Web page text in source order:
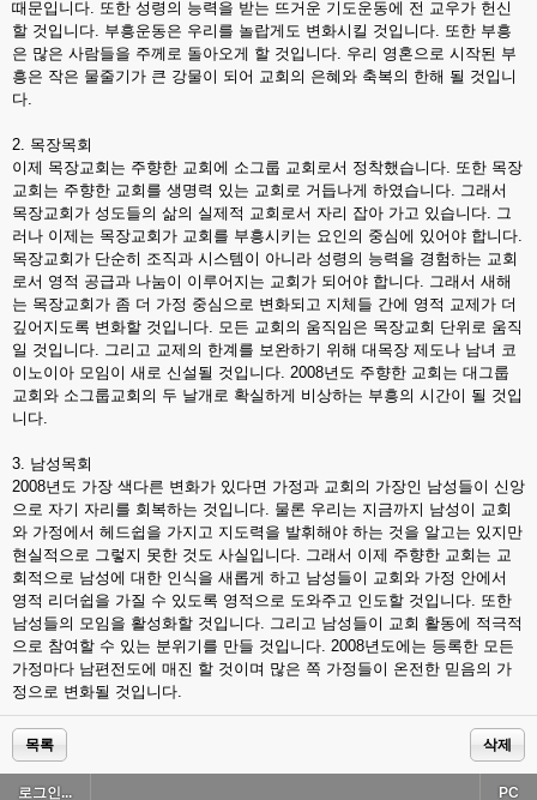
때문입니다. 또한 성령의 능력을 받는 뜨거운 기도운동에 전 교우가 헌신
할 것입니다. 부흥운동은 우리를 놀랍게도 변화시킬 것입니다. 또한 부흥
은 많은 사람들을 주께로 돌아오게 할 것입니다. 우리 영혼으로 시작된 부
흥은 작은 물줄기가 큰 강물이 되어 교회의 은혜와 축복의 한해 될 것입니
다.
2. 목장목회
이제 목장교회는 주향한 교회에 소그룹 교회로서 정착했습니다. 또한 목장
교회는 주향한 교회를 생명력 있는 교회로 거듭나게 하였습니다. 그래서
목장교회가 성도들의 삶의 실제적 교회로서 자리 잡아 가고 있습니다. 그
러나 이제는 목장교회가 교회를 부흥시키는 요인의 중심에 있어야 합니다.
목장교회가 단순히 조직과 시스템이 아니라 성령의 능력을 경험하는 교회
로서 영적 공급과 나눔이 이루어지는 교회가 되어야 합니다. 그래서 새해
는 목장교회가 좀 더 가정 중심으로 변화되고 지체들 간에 영적 교제가 더
깊어지도록 변화할 것입니다. 모든 교회의 움직임은 목장교회 단위로 움직
일 것입니다. 그리고 교제의 한계를 보완하기 위해 대목장 제도나 남녀 코
이노이아 모임이 새로 신설될 것입니다. 2008년도 주향한 교회는 대그룹
교회와 소그룹교회의 두 날개로 확실하게 비상하는 부흥의 시간이 될 것입
니다.
3. 남성목회
2008년도 가장 색다른 변화가 있다면 가정과 교회의 가장인 남성들이 신앙
으로 자기 자리를 회복하는 것입니다. 물론 우리는 지금까지 남성이 교회
와 가정에서 헤드쉽을 가지고 지도력을 발휘해야 하는 것을 알고는 있지만
현실적으로 그렇지 못한 것도 사실입니다. 그래서 이제 주향한 교회는 교
회적으로 남성에 대한 인식을 새롭게 하고 남성들이 교회와 가정 안에서
영적 리더쉽을 가질 수 있도록 영적으로 도와주고 인도할 것입니다. 또한
남성들의 모임을 활성화할 것입니다. 그리고 남성들이 교회 활동에 적극적
으로 참여할 수 있는 분위기를 만들 것입니다. 2008년도에는 등록한 모든
가정마다 남편전도에 매진 할 것이며 많은 쪽 가정들이 온전한 믿음의 가
정으로 변화될 것입니다.
목록 삭제
로그인... PC